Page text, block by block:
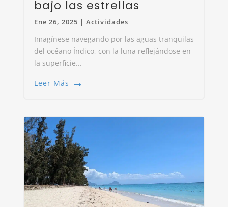
bajo las estrellas
Ene 26, 2025 | Actividades
Imagínese navegando por las aguas tranquilas
del océano Índico, con la luna reflejándose en
la superficie...
Leer Más